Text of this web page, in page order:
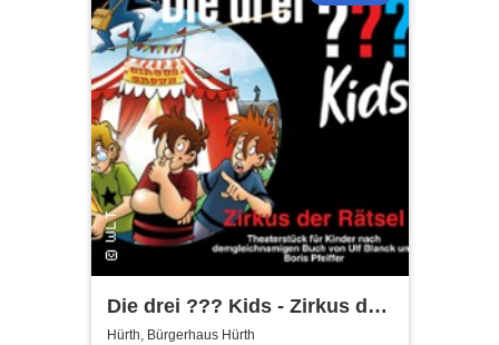
Die drei ??? Kids - Zirkus der
Rätsel | Bürgerhaus Hürth
Hürth, Bürgerhaus Hürth